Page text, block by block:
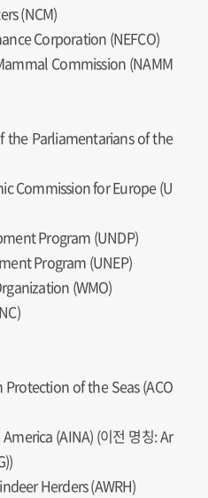
(NCM)
Corporation (NEFCO)
Commission (NAMM
the Parliamentarians of the
Commission for Europe (U
Program (UNDP)
Program (UNEP)
(WMO)
of the Seas (ACO
(AINA) (이전 명칭: Ar
Herders (AWRH)